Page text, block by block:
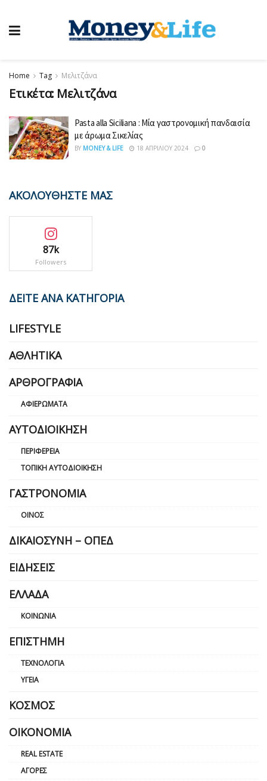
Home Tag Μελιτζάνα
Ετικέτα: Μελιτζάνα
Pasta alla Siciliana : Μία γαστρονομική πανδαισία
με άρωμα Σικελίας
BY MONEY & LIFE 18 ΑΠΡΙΛΊΟΥ 2024 0
ΑΚΟΛΟΥΘΗΣΤΕ ΜΑΣ
87k
Followers
ΔΕΙΤΕ ΑΝΑ ΚΑΤΗΓΟΡΙΑ
LIFESTYLE
ΑΘΛΗΤΙΚΆ
ΑΡΘΡΟΓΡΑΦΊΑ
ΑΦΙΕΡΏΜΑΤΑ
ΑΥΤΟΔΙΟΊΚΗΣΗ
ΠΕΡΙΦΈΡΕΙΑ
ΤΟΠΙΚΉ ΑΥΤΟΔΙΟΊΚΗΣΗ
ΓΑΣΤΡΟΝΟΜΊΑ
ΟΊΝΟΣ
ΔΙΚΑΙΟΣΎΝΗ – ΟΠΕΔ
ΕΙΔΉΣΕΙΣ
ΕΛΛΆΔΑ
ΚΟΙΝΩΝΊΑ
ΕΠΙΣΤΉΜΗ
ΤΕΧΝΟΛΟΓΊΑ
ΥΓΕΊΑ
ΚΌΣΜΟΣ
ΟΙΚΟΝΟΜΊΑ
REAL ESTATE
ΑΓΟΡΈΣ